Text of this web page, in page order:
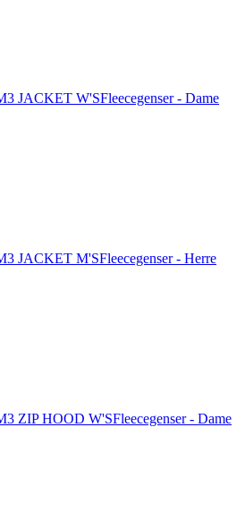
JACKET W'SFleecegenser - Dame
JACKET M'SFleecegenser - Herre
ZIP HOOD W'SFleecegenser - Dame